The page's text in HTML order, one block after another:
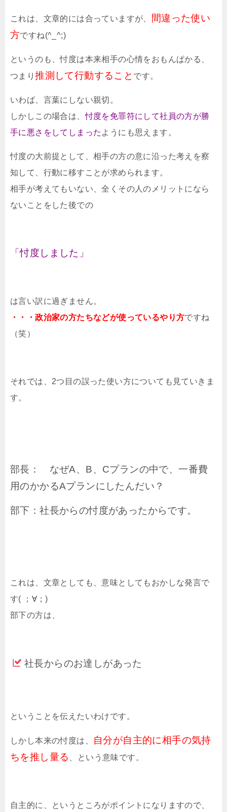
これは、文章的には合っていますが、
間違った使い
方ですね(^_^;)
というのも、忖度は本来相手の心情をおもんぱかる、
つまり推測して行動すること です。
いわば、言葉にしない親切。
しかしこの場合は、忖度を免罪符にして社員の方が勝
手に悪さをしてしまった ようにも思えます。
忖度の大前提として、相手の方の意に沿った考えを察
知して、行動に移すことが求められます。
相手が考えてもいない、全くその人のメリットになら
ないことをした後での
「忖度しました」
は言い訳に過ぎません。
・・・政治家の方たちなどが使っているやり方ですね
（笑）
それでは、2つ目の誤った使い方についても見ていきま
す。
部長： なぜA、B、Cプランの中で、一番費
用のかかるAプランにしたんだい？
部下：社長からの忖度があったからです。
これは、文章としても、意味としてもおかしな発言で
す( ；∀；)
部下の方は、
社長からのお達しがあった
ということを伝えたいわけです。
しかし本来の忖度は、
自分が自主的に相手の気持
ちを推し量る 、という意味です。
自主的に、というところがポイントになりますので、